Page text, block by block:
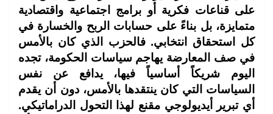
على قناعات فكرية أو برامج اجتماعية واقتصادية
متمايزة، بل بناءً على حسابات الربح والخسارة في
كل استحقاق انتخابي. فالحزب الذي كان بالأمس
في صف المعارضة يهاجم سياسات الحكومة، تجده
اليوم شريكاً أساسياً فيها، يدافع عن نفس
السياسات التي كان ينتقدها بالأمس، دون أن يقدم
أي تبرير أيديولوجي مقنع لهذا التحول الدراماتيكي.